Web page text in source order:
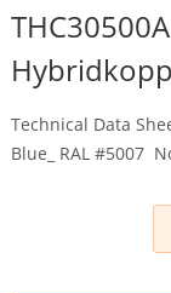
Technical Data
Blue_ RAL#5007